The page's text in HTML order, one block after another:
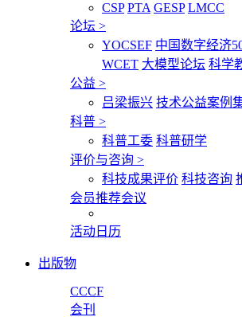
CSP PTA GESP LMCC
论坛 >
YOCSEF 中国数字经济
WCET 大模型论坛 科学
公益 >
吕梁振兴 技术公益案例
科普 >
科普工委 科普研学
评价与咨询 >
科技成果评价 科技咨询
会员推荐会议
活动日历
出版物
CCCF
会刊